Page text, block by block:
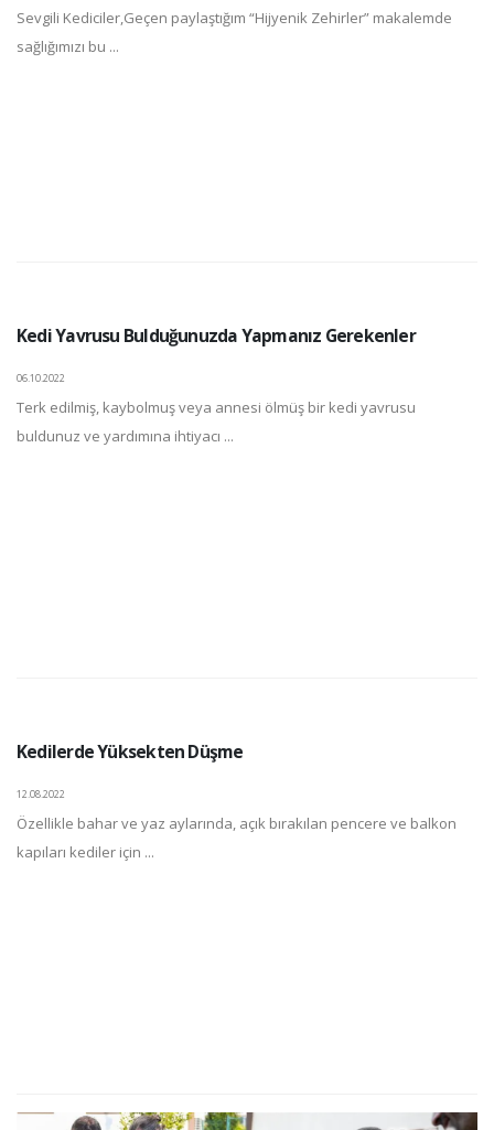
Sevgili Kediciler,Geçen paylaştığım “Hijyenik Zehirler” makalemde
sağlığımızı bu ...
Kedi Yavrusu Bulduğunuzda Yapmanız Gerekenler
06.10.2022
Terk edilmiş, kaybolmuş veya annesi ölmüş bir kedi yavrusu
buldunuz ve yardımına ihtiyacı ...
Kedilerde Yüksekten Düşme
12.08.2022
Özellikle bahar ve yaz aylarında, açık bırakılan pencere ve balkon
kapıları kediler için ...